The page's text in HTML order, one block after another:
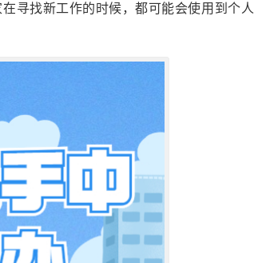
寻找新工作的时候，都可能会使用到个